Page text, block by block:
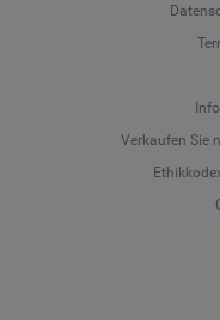
Verkaufen Sie